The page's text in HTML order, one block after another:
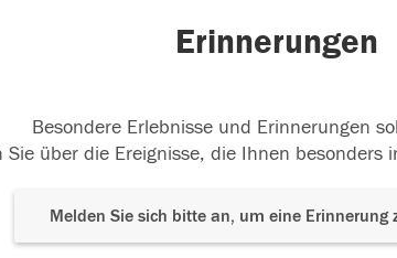
Erinnerungen
Besondere Erlebnisse und Erinnerungen
Sie über die Ereignisse, die Ihnen besonders
Melden Sie sich bitte an, um eine Erinnerung